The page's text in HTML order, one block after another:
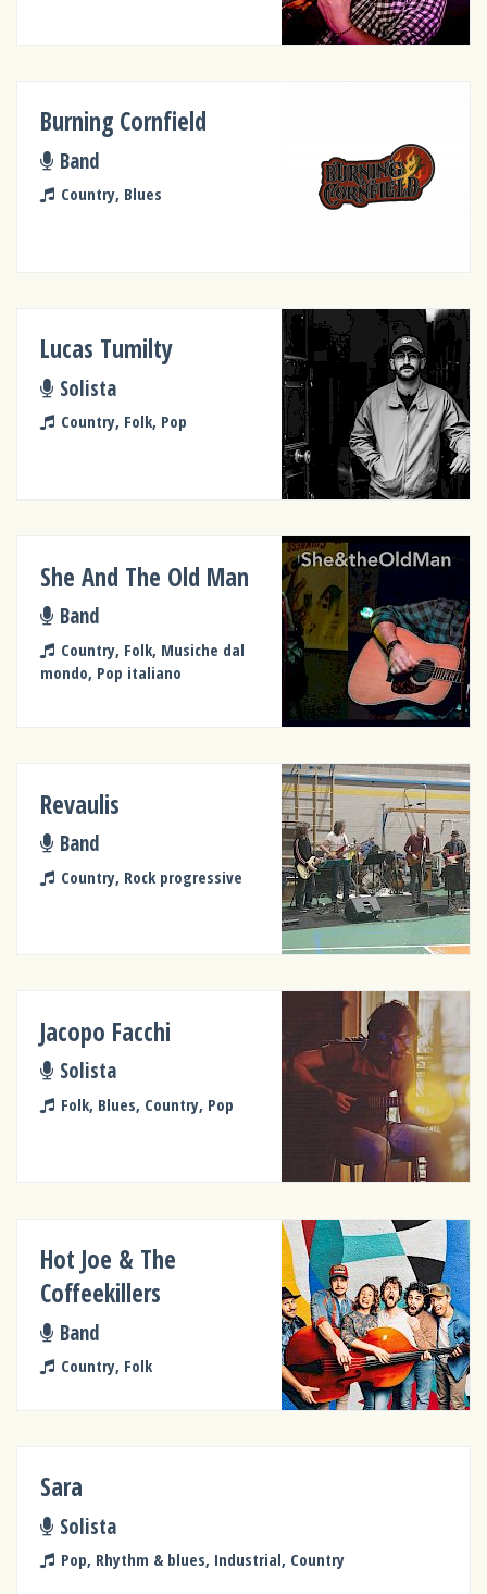
Burning Cornfield
Band
Country, Blues
Lucas Tumilty
Solista
Country, Folk, Pop
She And The Old Man
Band
Country, Folk, Musiche dal
mondo, Pop italiano
Revaulis
Band
Country, Rock progressive
Jacopo Facchi
Solista
Folk, Blues, Country, Pop
Hot Joe & The
Coffeekillers
Band
Country, Folk
Sara
Solista
Pop, Rhythm & blues, Industrial, Country